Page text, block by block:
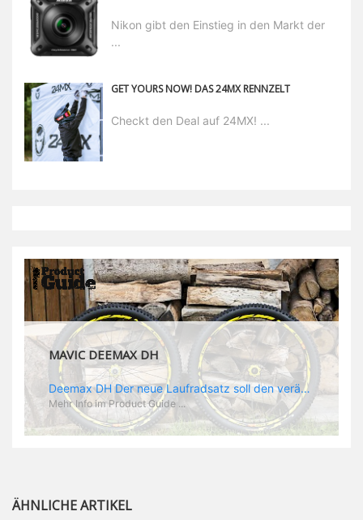
Nikon gibt den Einstieg in den Markt der
...
GET YOURS NOW! DAS 24MX RENNZELT
Checkt den Deal auf 24MX! ...
MAVIC DEEMAX DH
Deemax DH Der neue Laufradsatz soll den veränderten Ansprüchen im Downhill Einsatz gerecht werden: die Geschwindigkeiten werden immer höher, die Kräfte, die aufs Material wirken ebenfalls. Damit steigen natürlich auch die Ansprüche der Fahrer ans Material. Das einzige, was eventuell niedriger wird, ist der Reifendruck. Somit ergibt sich der Anforderungskatalog an das Deemax-Update. Hier ist das Ergebnis: - der Laufradsatz bekam eine neue Felge mit 28 mm Innenbreite. Laut Scott Sharples ist das der beste Kompromiss aus Stabilität, Gewicht und Steifigkeit, vor allem aber passt diese Breite am besten zu den Reifen, die aktuell auf dem Markt sind und im Renneinsatz gefahren werden. Es gehe auch breite und schmaler, 28 mm hätten sich aber im Test als Optimum herausgestellt. - mit einem 4D-Fertigungsprozess wurde die Materialverteilung optimiert: Stabilität dort, wo sie erforderlich ist, Gewichtsersparnis da, wo es Sinn macht. Somit gibt Mavic eine GGewichtsersparnis von 15 % an, ohne an Stabilität einzubüßen - neue, ultraleichte „double butted“ Speichen und ein super effizienter Freilauf - Mavics bewährtes UST System für perfekte Kompatibilität mit Tubeless Reifen - Gewicht (Laufradset): 1944 g)
Mehr Info im Product Guide ...
ÄHNLICHE ARTIKEL